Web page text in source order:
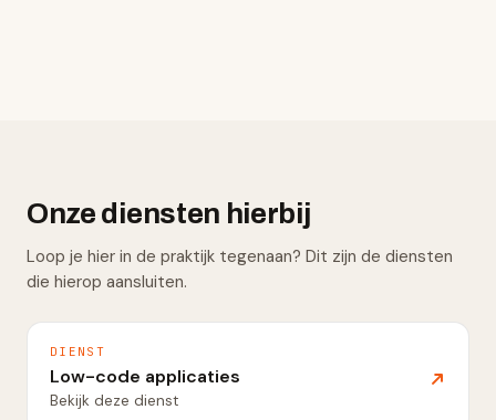
Onze diensten hierbij
Loop je hier in de praktijk tegenaan? Dit zijn de diensten
die hierop aansluiten.
DIENST
Low-code applicaties
Bekijk deze dienst